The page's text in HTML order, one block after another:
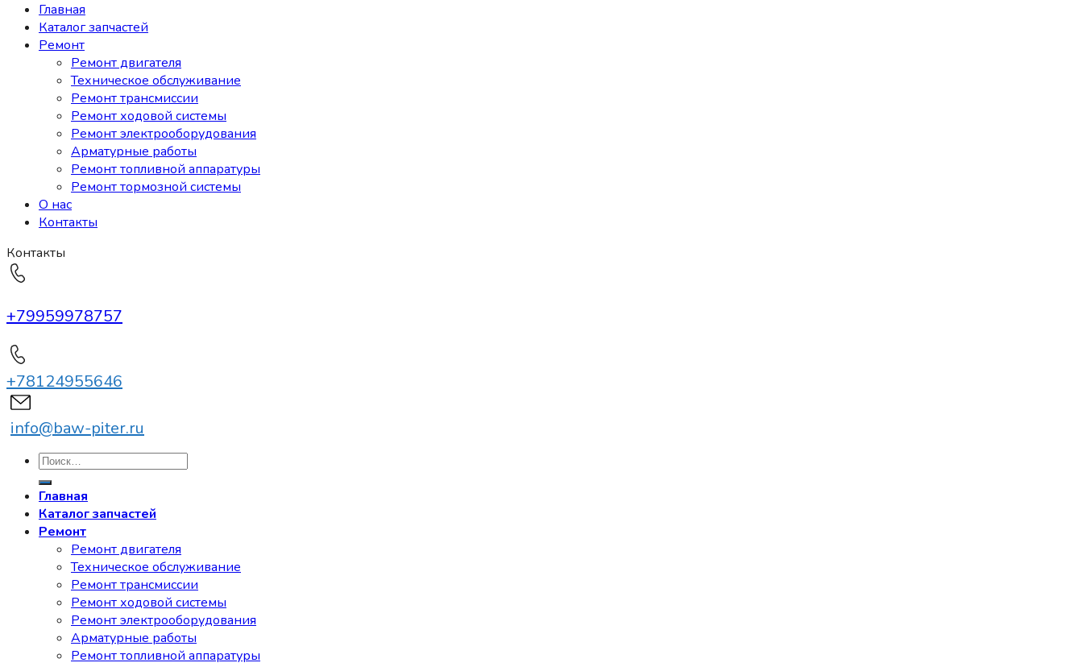
Главная
Каталог запчастей
Ремонт
Ремонт двигателя
Техническое обслуживание
Ремонт трансмиссии
Ремонт ходовой системы
Ремонт электрооборудования
Арматурные работы
Ремонт топливной аппаратуры
Ремонт тормозной системы
О нас
Контакты
Контакты
+79959978757
+78124955646
info@baw-piter.ru
Искать:
Главная
Каталог запчастей
Ремонт
Ремонт двигателя
Техническое обслуживание
Ремонт трансмиссии
Ремонт ходовой системы
Ремонт электрооборудования
Арматурные работы
Ремонт топливной аппаратуры